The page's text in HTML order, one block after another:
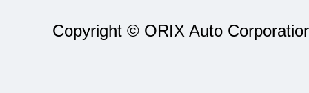
Copyright © ORIX Auto